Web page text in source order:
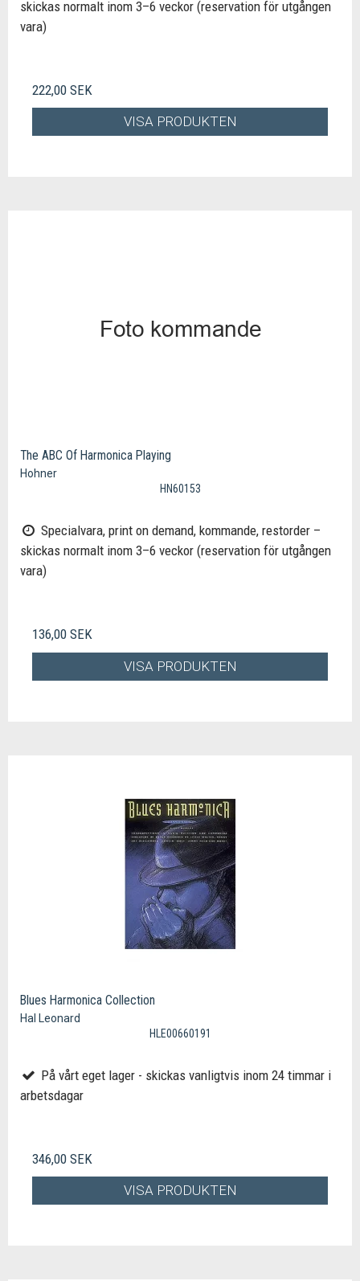
skickas normalt inom 3–6 veckor (reservation för utgången
vara)
222,00 SEK
VISA PRODUKTEN
The ABC Of Harmonica Playing
Hohner
HN60153
Specialvara, print on demand, kommande, restorder –
skickas normalt inom 3–6 veckor (reservation för utgången
vara)
136,00 SEK
VISA PRODUKTEN
Blues Harmonica Collection
Hal Leonard
HLE00660191
På vårt eget lager - skickas vanligtvis inom 24 timmar i
arbetsdagar
346,00 SEK
VISA PRODUKTEN